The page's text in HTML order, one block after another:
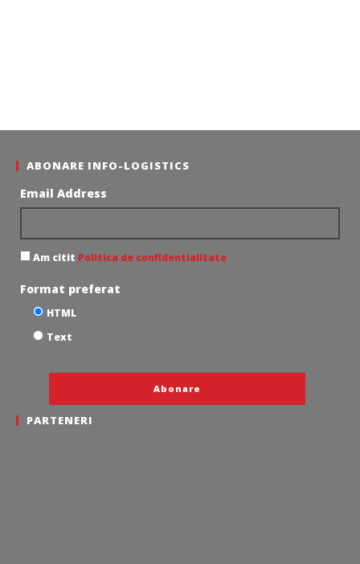
ABONARE INFO-LOGISTICS
Email Address
Am citit Politica de confidentialitate
Format preferat
HTML
Text
PARTENERI